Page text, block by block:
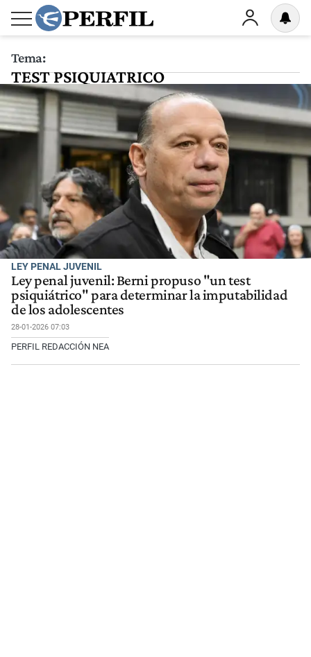
Tema:
TEST PSIQUIATRICO
LEY PENAL JUVENIL
Ley penal juvenil: Berni propuso "un test
psiquiátrico" para determinar la imputabilidad
de los adolescentes
28-01-2026 07:03
PERFIL REDACCIÓN NEA